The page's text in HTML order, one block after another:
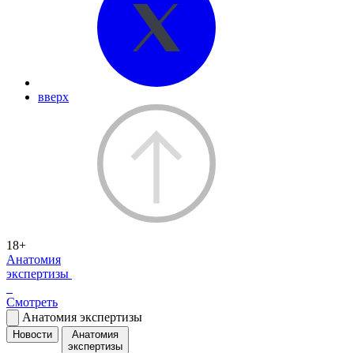
вверх
18+
Анатомия
экспертизы
Смотреть
Анатомия экспертизы
Новости
Анатомия
экспертизы